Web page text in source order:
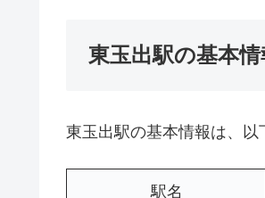
東玉出駅の基本情
東玉出駅の基本情報は、以
駅名